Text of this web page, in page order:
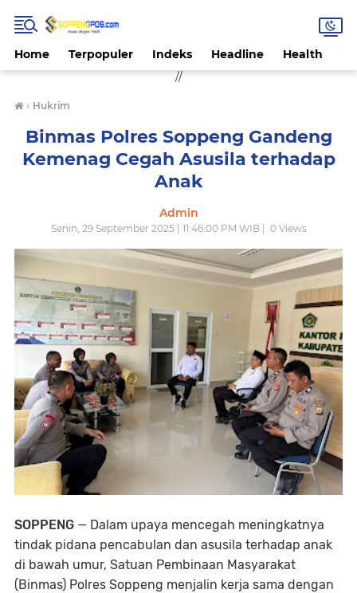
Home Terpopuler Indeks Headline Health
//
› Hukrim
Binmas Polres Soppeng Gandeng
Kemenag Cegah Asusila terhadap
Anak
Admin
Senin, 29 September 2025 | 11:46:00 PM WIB | 0Views
SOPPENG — Dalam upaya mencegah meningkatnya
tindak pidana pencabulan dan asusila terhadap anak
di bawah umur, Satuan Pembinaan Masyarakat
(Binmas) Polres Soppeng menjalin kerja sama dengan